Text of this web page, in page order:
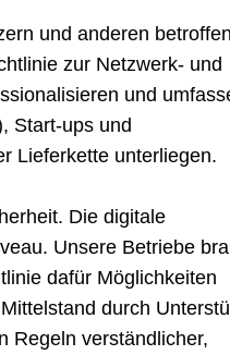
und anderen
zur Netzwerk- und
und
Start-ups und
Lieferkette unterliegen.
Die digitale
Unsere Betriebe
dafür Möglichkeiten
durch
Regeln verständlicher,